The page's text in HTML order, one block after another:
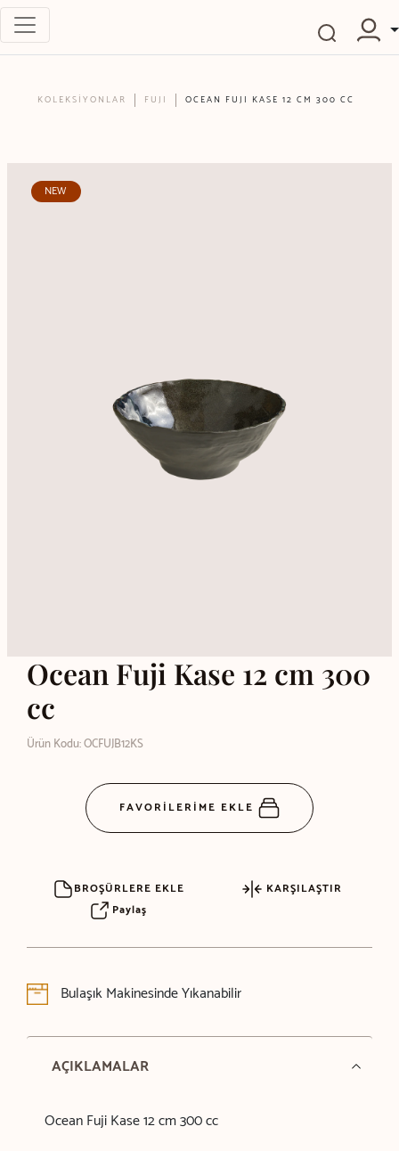
KOLEKSİYONLAR FUJI OCEAN FUJI KASE 12 CM 300 CC
NEW
Ocean Fuji Kase 12 cm 300
cc
Ürün Kodu: OCFUJB12KS
FAVORİLERİME EKLE
BROŞÜRLERE EKLE
KARŞILAŞTIR
Paylaş
Bulaşık Makinesinde Yıkanabilir
AÇIKLAMALAR
Ocean Fuji Kase 12 cm 300 cc